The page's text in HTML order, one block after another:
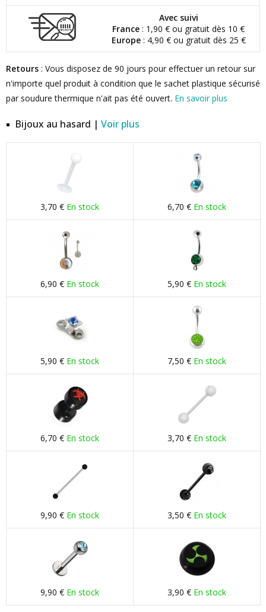
Avec suivi
France : 1,90 € ou gratuit dès 10 €
Europe: 4,90 € ou gratuit dès 25 €
Retours : Vous disposez de 90 jours pour effectuer un retour sur
n'importe quel produit à condition que le sachet plastique sécurisé
par soudure thermique n'ait pas été ouvert. En savoir plus
Bijoux au hasard | Voir plus
3,70 € En stock 6,70 € En stock
6,90 € En stock 5,90 € En stock
5,90 € En stock 7,50 € En stock
6,70 € En stock 3,70 € En stock
9,90 € En stock 3,50 € En stock
9,90 € En stock 3,90 € En stock